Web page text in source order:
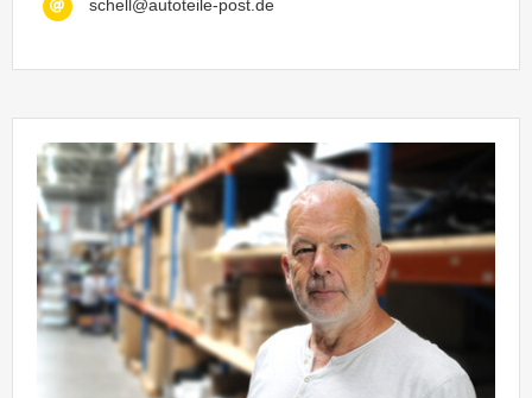
schell@autoteile-post.de